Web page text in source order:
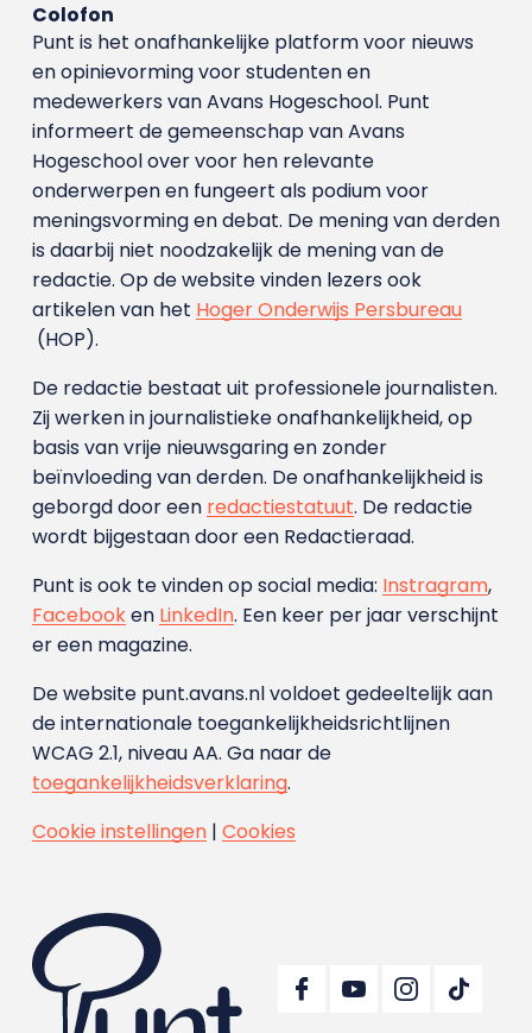
Colofon
Punt is het onafhankelijke platform voor nieuws
en opinievorming voor studenten en
medewerkers van Avans Hoge­school. Punt
informeert de gemeenschap van Avans
Hogeschool over voor hen relevante
onderwerpen en fungeert als podium voor
meningsvorming en debat. De mening van derden
is daarbij niet noodzakelijk de mening van de
redactie. Op de website vinden lezers ook
artikelen van het Hoger Onderwijs Persbureau
(HOP).
De redactie bestaat uit professionele journalisten.
Zij werken in journalistieke onafhankelijkheid, op
basis van vrije nieuwsgaring en zonder
beïnvloeding van derden. De onafhankelijkheid is
geborgd door een redactiestatuut. De redactie
wordt bijgestaan door een Redactieraad.
Punt is ook te vinden op social media: Instragram,
Facebooken LinkedIn. Een keer per jaar verschijnt
er een magazine.
De website punt.avans.nl voldoet gedeeltelijk aan
de internationale toegankelijkheidsrichtlijnen
WCAG 2.1, niveau AA. Ga naar de
toegankelijkheidsverklaring.
Cookie instellingen| Cookies